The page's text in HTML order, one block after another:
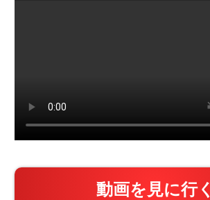
動画を見に行く